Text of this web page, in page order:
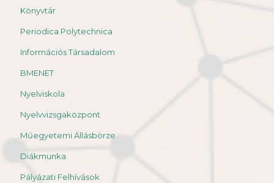
Könyvtár
Periodica Polytechnica
Információs Társadalom
BMENET
Nyelviskola
Nyelvvizsgaközpont
Műegyetemi Állásbörze
Diákmunka
Pályázati Felhívások